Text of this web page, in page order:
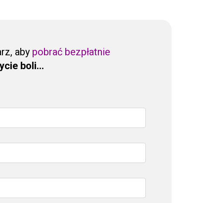
aby pobrać bezpłatnie
boli...